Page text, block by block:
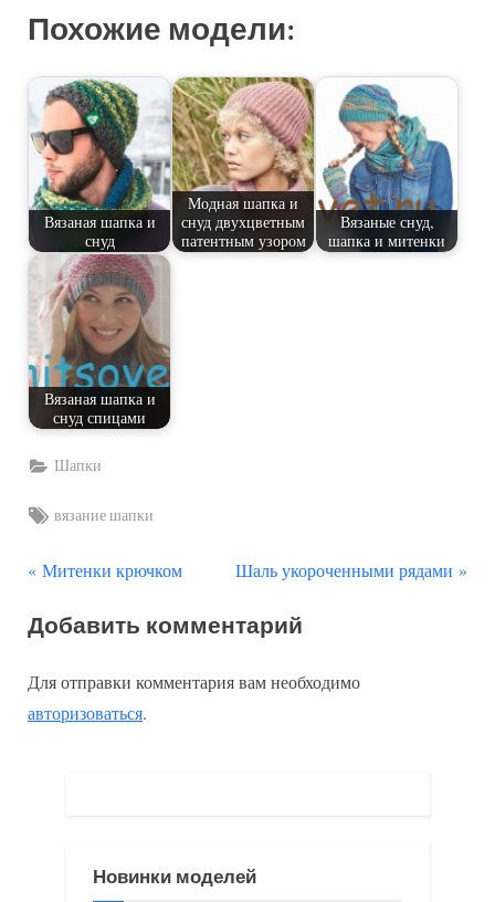
Похожие модели:
Вязаная шапка и
снуд
Модная шапка и
снуд двухцветным
патентным узором
Вязаные снуд,
шапка и митенки
Вязаная шапка и
снуд спицами
Шапки
Tags:
вязание шапки
Навигация
по
записям
П
е
ы
д
Митенки крючком
С
е
у
а
Шаль укороченными рядами
Добавить комментарий
Для отправки комментария вам необходимо
авторизоваться.
Новинки моделей